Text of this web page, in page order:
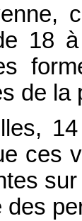
18
de la
ces
des